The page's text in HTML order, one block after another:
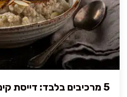
5 מרכיבים בלבד: דייסת